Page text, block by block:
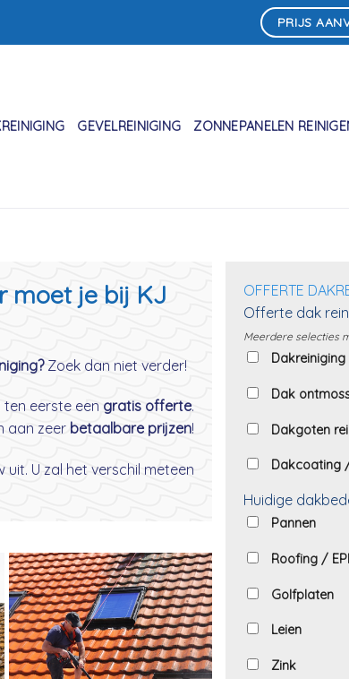
PRIJS
GEVELREINIGING ZONNEPANELEN
moet je bij KJ
Zoek dan niet verder!
ten eerste een gratis offerte.
aan zeer betaalbare prijzen!
U zal het verschil meteen
OFFERTE
Offerte dak
Meerdere selecties
Dakreiniging
Dak
Dakgoten
Dakcoating
Huidige
Pannen
Roofing /
Golfplaten
Leien
Zink